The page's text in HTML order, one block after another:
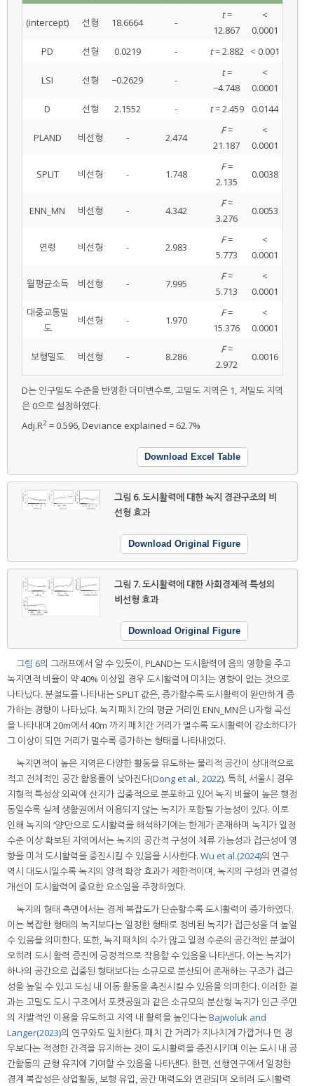
(intercept) 선형 18.6664 -
t=
12.867
<
0.0001
PD
선형 0.0219 - t= 2.882 < 0.001
LSI 선형 −0.2629 -
t=
−4.748
<
0.0001
D
선형 2.1552 - t= 2.459 0.0144
PLAND 비선형 - 2.474
F=
21.187
<
0.0001
SPLIT 비선형 - 1.748
F=
2.135
0.0038
ENN_MN 비선형 - 4.342
F=
3.276
0.0053
연령 비선형 - 2.983
F=
5.773
<
0.0001
월평균소득 비선형 - 7.995
F=
5.713
<
0.0001
대중교통밀
도
비선형 - 1.970
F=
15.376
<
0.0001
보행밀도 비선형 - 8.286
F=
2.972
0.0016
D는 인구밀도 수준을 반영한 더미변수로, 고밀도 지역은 1, 저밀도 지역
은 0으로 설정하였다.
Adj.R2 = 0.596, Deviance explained = 62.7%
Download Excel Table
그림 6.도시활력에 대한 녹지 경관구조의 비
선형 효과
Download Original Figure
그림 7.도시활력에 대한 사회경제적 특성의
비선형 효과
Download Original Figure
그림 6의 그래프에서 알 수 있듯이, PLAND는 도시활력에 음의 영향을 주고
녹지면적 비율이 약 40% 이상일 경우 도시활력에 미치는 영향이 없는 것으로
나타났다. 분절도를 나타내는 SPLIT 값은, 증가할수록 도시활력이 완만하게 증
가하는 경향이 나타났다. 녹지 패치 간의 평균 거리인 ENN_MN은 U자형 곡선
을 나타내며 20m에서 40m 까지 패치간 거리가 멀수록 도시활력이 감소하다가
그 이상이 되면 거리가 멀수록 증가하는 형태를 나타내었다.
녹지면적이 높은 지역은 다양한 활동을 유도하는 물리적 공간이 상대적으로
적고 전체적인 공간 활용률이 낮아진다(Dong et al., 2022). 특히, 서울시 경우
지형적 특성상 외곽에 산지가 집중적으로 분포하고 있어 녹지 비율이 높은 행정
동일수록 실제 생활권에서 이용되지 않는 녹지가 포함될 가능성이 있다. 이로
인해 녹지의 ‘양’만으로 도시활력을 해석하기에는 한계가 존재하며 녹지가 일정
수준 이상 확보된 지역에서는 녹지의 공간적 구성이 체류 가능성과 접근성에 영
향을 미쳐 도시활력을 증진시킬 수 있음을 시사한다. Wu et al.(2024)의 연구
역시 대도시일수록 녹지의 양적 확장 효과가 제한적이며, 녹지의 구성과 연결성
개선이 도시활력에 중요한 요소임을 주장하였다.
녹지의 형태 측면에서는 경계 복잡도가 단순할수록 도시활력이 증가하였다.
이는 복잡한 형태의 녹지보다는 일정한 형태로 정비된 녹지가 접근성을 더 높일
수 있음을 의미한다. 또한, 녹지 패치의 수가 많고 일정 수준의 공간적인 분절이
오히려 도시 활력 증진에 긍정적으로 작용할 수 있음을 나타낸다. 이는 녹지가
하나의 공간으로 집중된 형태보다는 소규모로 분산되어 존재하는 구조가 접근
성을 높일 수 있고 도심 내 이동 활동을 촉진시킬 수 있음을 의미한다. 이러한 결
과는 고밀도 도시 구조에서 포켓공원과 같은 소규모의 분산형 녹지가 인근 주민
의 자발적인 이용을 유도하고 지역 내 활력을 높인다는Bajwoluk and
Langer(2023)의 연구와도 일치한다. 패치 간 거리가 지나치게 가깝거나 먼 경
우보다는 적정한 간격을 유지하는 것이 도시활력을 증진시키며 이는 도시 내 공
간활동의 균형 유지에 기여할 수 있음을 나타낸다. 한편, 선행연구에서 일정한
경계 복잡성은 상업활동, 보행 유입, 공간 매력도와 연관되며 오히려 도시활력